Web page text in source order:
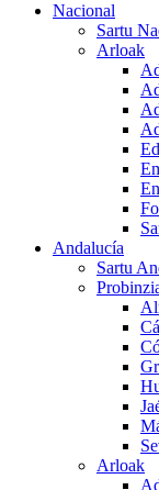
Nacional
Sartu
Arloak
Andalucía
Sartu
Arloak